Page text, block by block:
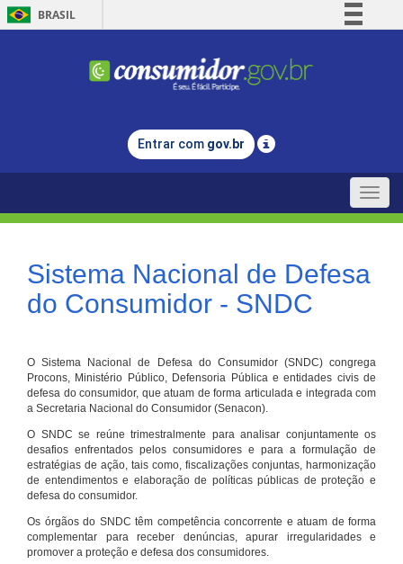
BRASIL
Comunica BR
Legislação
Entrar com gov.br
Toggle
Sistema Nacional de Defesa
do Consumidor - SNDC
O Sistema Nacional de Defesa do Consumidor (SNDC) congrega
Procons, Ministério Público, Defensoria Pública e entidades civis de
defesa do consumidor, que atuam de forma articulada e integrada com
a Secretaria Nacional do Consumidor (Senacon).
O SNDC se reúne trimestralmente para analisar conjuntamente os
desafios enfrentados pelos consumidores e para a formulação de
estratégias de ação, tais como, fiscalizações conjuntas, harmonização
de entendimentos e elaboração de políticas públicas de proteção e
defesa do consumidor.
Os órgãos do SNDC têm competência concorrente e atuam de forma
complementar para receber denúncias, apurar irregularidades e
promover a proteção e defesa dos consumidores.